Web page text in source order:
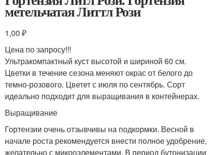
метельчатая Литтл Рози
1,00 ₽
Цена по запросу!!!
Ультракомпактный куст высотой и шириной 60 см.
Цветки в течение сезона меняют окрас от белого до
темно-розового. Цветет с июля по сентябрь. Сорт
идеально подходит для выращивания в контейнерах.
Выращивание
Гортензии очень отзывчивы на подкормки. Весной в
начале роста рекомендуется внести полное удобрение,
желательно с микроэлементами. В период бутонизации